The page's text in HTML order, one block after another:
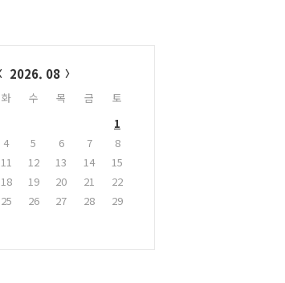
2026. 08
화 수 목 금
토
1
4 5 6 7
8
11 12 13 14
15
18 19 20 21
22
25 26 27 28
29